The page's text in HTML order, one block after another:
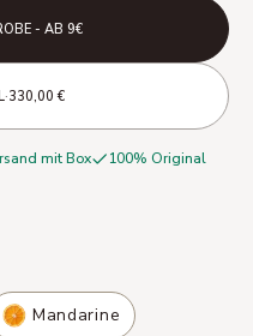
- AB 9€
·330,00 €
mit Box 100% Original
Mandarine